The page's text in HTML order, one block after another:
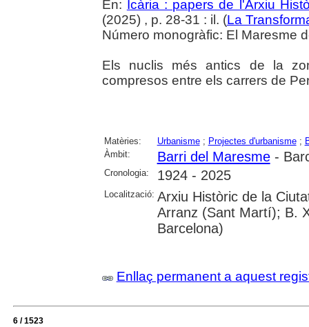
En: Icària : papers de l'Arxiu
(2025) , p. 28-31 : il. (La
Número monogràfic: El Maresme
Els nuclis més antics de la
compresos entre els carrers de
Matèries: Urbanisme; Projectes d'urbanisme;
Àmbit:
Barri del Maresme-
Cronologia: 1924 - 2025
Localització: Arxiu Històric de la
Arranz (Sant Martí); B.
Barcelona)
Enllaç permanent a aquest
6 / 1523